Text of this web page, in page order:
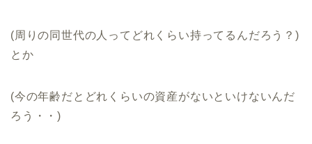
(周りの同世代の人ってどれくらい持ってるんだろう？)
とか
(今の年齢だとどれくらいの資産がないといけないんだ
ろう・・)